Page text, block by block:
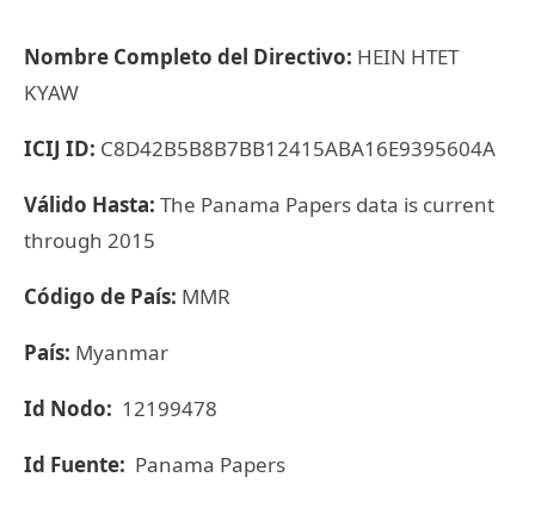
Nombre Completo del Directivo: HEIN HTET
KYAW
ICIJ ID: C8D42B5B8B7BB12415ABA16E9395604A
Válido Hasta: The Panama Papers data is current
through 2015
Código de País: MMR
País: Myanmar
Id Nodo: 12199478
Id Fuente: Panama Papers